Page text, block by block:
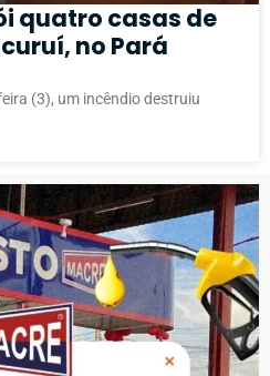
quatro casas de
no Pará
(3), um incêndio destruiu
PUBLICIDADE